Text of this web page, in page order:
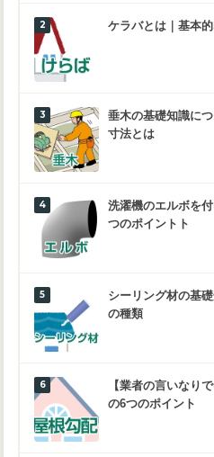
ケラバとは｜基本
垂木の基礎知識に
寸法とは
洗濯機のエルボを
つのポイントト
シーリング材の基
の種類
【業者の言いなり
の6つのポイント